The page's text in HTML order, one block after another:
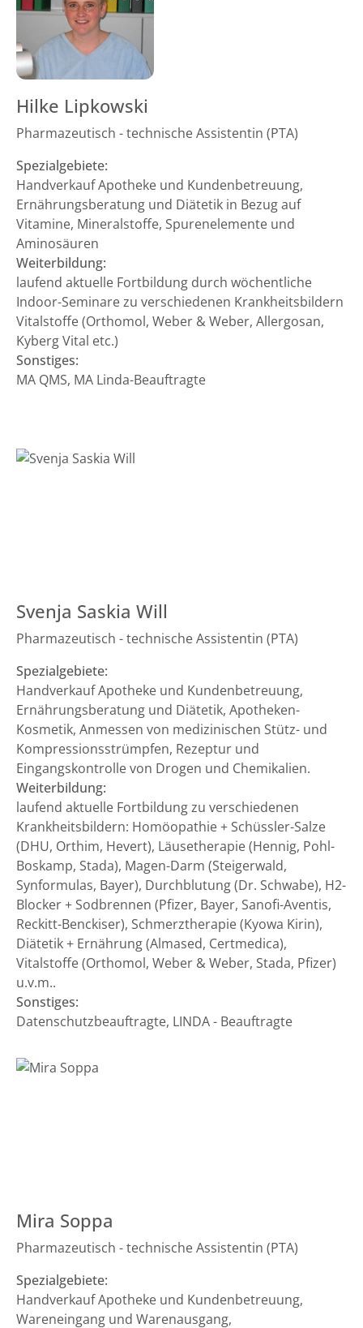
Hilke Lipkowski
Pharmazeutisch - technische Assistentin (PTA)
Spezialgebiete:
Handverkauf Apotheke und Kundenbetreuung,
Ernährungsberatung und Diätetik in Bezug auf
Vitamine, Mineralstoffe, Spurenelemente und
Aminosäuren
Weiterbildung:
laufend aktuelle Fortbildung durch wöchentliche
Indoor-Seminare zu verschiedenen Krankheitsbildern
Vitalstoffe (Orthomol, Weber & Weber, Allergosan,
Kyberg Vital etc.)
Sonstiges:
MA QMS, MA Linda-Beauftragte
Svenja Saskia Will
Pharmazeutisch - technische Assistentin (PTA)
Spezialgebiete:
Handverkauf Apotheke und Kundenbetreuung,
Ernährungsberatung und Diätetik, Apotheken-
Kosmetik, Anmessen von medizinischen Stütz- und
Kompressionsstrümpfen, Rezeptur und
Eingangskontrolle von Drogen und Chemikalien.
Weiterbildung:
laufend aktuelle Fortbildung zu verschiedenen
Krankheitsbildern: Homöopathie + Schüssler-Salze
(DHU, Orthim, Hevert), Läusetherapie (Hennig, Pohl-
Boskamp, Stada), Magen-Darm (Steigerwald,
Synformulas, Bayer), Durchblutung (Dr. Schwabe), H2-
Blocker + Sodbrennen (Pfizer, Bayer, Sanofi-Aventis,
Reckitt-Benckiser), Schmerztherapie (Kyowa Kirin),
Diätetik + Ernährung (Almased, Certmedica),
Vitalstoffe (Orthomol, Weber & Weber, Stada, Pfizer)
u.v.m..
Sonstiges:
Datenschutzbeauftragte, LINDA - Beauftragte
Mira Soppa
Pharmazeutisch - technische Assistentin (PTA)
Spezialgebiete:
Handverkauf Apotheke und Kundenbetreuung,
Wareneingang und Warenausgang,